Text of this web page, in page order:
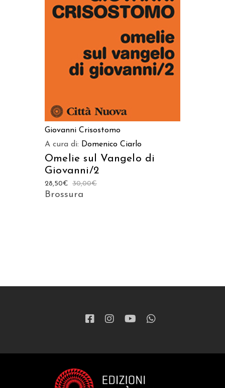
AGGIUNGI AL CARRELLO
Giovanni Crisostomo
A cura di: Domenico Ciarlo
Omelie sul Vangelo di
Giovanni/2
30,00€
28,50€
Brossura